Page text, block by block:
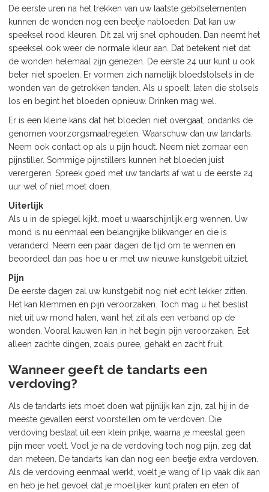
De eerste uren na het trekken van uw laatste gebitselementen
kunnen de wonden nog een beetje nabloeden. Dat kan uw
speeksel rood kleuren. Dit zal vrij snel ophouden. Dan neemt het
speeksel ook weer de normale kleur aan. Dat betekent niet dat
de wonden helemaal zijn genezen. De eerste 24 uur kunt u ook
beter niet spoelen. Er vormen zich namelijk bloedstolsels in de
wonden van de getrokken tanden. Als u spoelt, laten die stolsels
los en begint het bloeden opnieuw. Drinken mag wel.
Er is een kleine kans dat het bloeden niet overgaat, ondanks de
genomen voorzorgsmaatregelen. Waarschuw dan uw tandarts.
Neem ook contact op als u pijn houdt. Neem niet zomaar een
pijnstiller. Sommige pijnstillers kunnen het bloeden juist
verergeren. Spreek goed met uw tandarts af wat u de eerste 24
uur wel of niet moet doen.
Uiterlijk
Als u in de spiegel kijkt, moet u waarschijnlijk erg wennen. Uw
mond is nu eenmaal een belangrijke blikvanger en die is
veranderd. Neem een paar dagen de tijd om te wennen en
beoordeel dan pas hoe u er met uw nieuwe kunstgebit uitziet.
Pijn
De eerste dagen zal uw kunstgebit nog niet echt lekker zitten.
Het kan klemmen en pijn veroorzaken. Toch mag u het beslist
niet uit uw mond halen, want het zit als een verband op de
wonden. Vooral kauwen kan in het begin pijn veroorzaken. Eet
alleen zachte dingen, zoals puree, gehakt en zacht fruit.
Wanneer geeft de tandarts een
verdoving?
Als de tandarts iets moet doen wat pijnlijk kan zijn, zal hij in de
meeste gevallen eerst voorstellen om te verdoven. Die
verdoving bestaat uit een klein prikje, waarna je meestal geen
pijn meer voelt. Voel je na de verdoving toch nog pijn, zeg dat
dan meteen. De tandarts kan dan nog een beetje extra verdoven.
Als de verdoving eenmaal werkt, voelt je wang of lip vaak dik aan
en heb je het gevoel dat je moeilijker kunt praten en eten of